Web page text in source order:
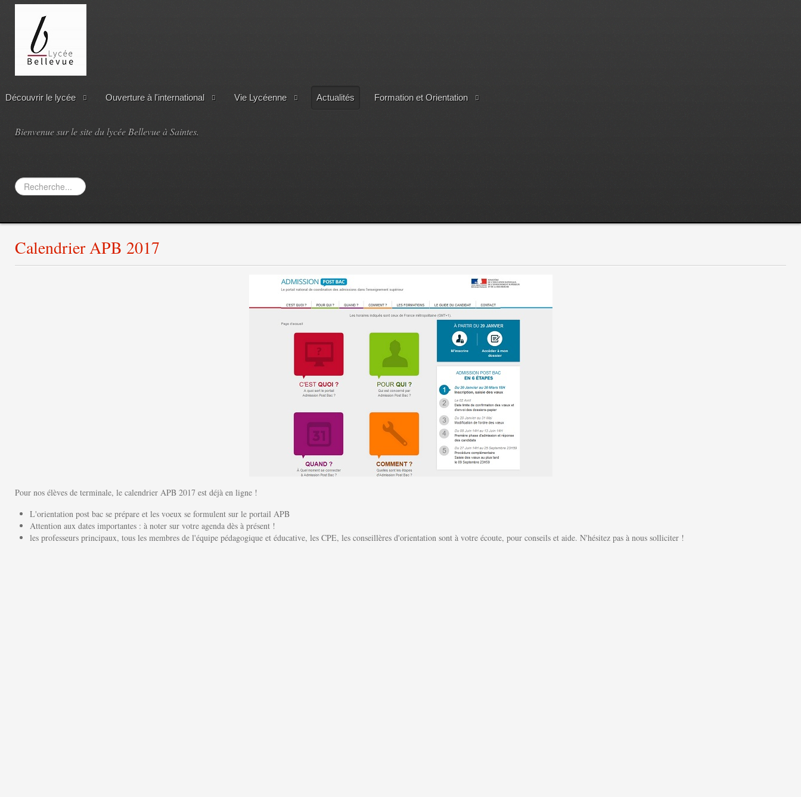
Découvrir le lycée Ouverture à l'international Vie Lycéenne Actualités Formation et Orientation
Bienvenue sur le site du lycée Bellevue à Saintes.
Rechercher
Calendrier APB 2017
Pour nos élèves de terminale, le calendrier APB 2017 est déjà en ligne !
L'orientation post bac se prépare et les voeux se formulent sur le portail APB
Attention aux dates importantes : à noter sur votre agenda dès à présent !
les professeurs principaux, tous les membres de l'équipe pédagogique et éducative, les CPE, les conseillères d'orientation sont à votre écoute, pour conseils et aide. N'hésitez pas à nous solliciter !